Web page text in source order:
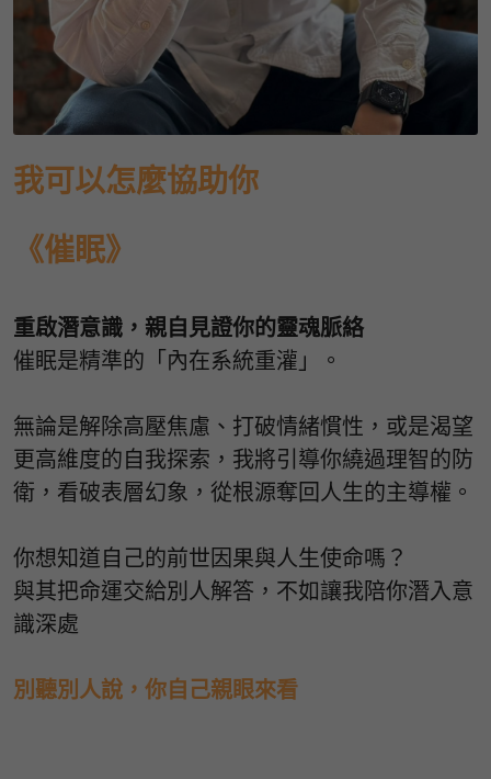
我可以怎麼協助你
《催眠》
重啟潛意識，親自見證你的靈魂脈絡
催眠是精準的「內在系統重灌」。
無論是解除高壓焦慮、打破情緒慣性，或是渴望
更高維度的自我探索，我將引導你繞過理智的防
衛，看破表層幻象，從根源奪回人生的主導權。
你想知道自己的前世因果與人生使命嗎？
與其把命運交給別人解答，不如讓我陪你潛入意
識深處
別聽別人說，你自己親眼來看